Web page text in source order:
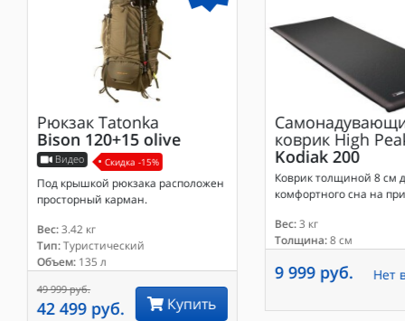
Рюкзак Tatonka
Bison 120+15 olive
Видео Скидка -15%
Под крышкой рюкзака расположен
просторный карман.
Вес:3.42 кг
Тип:Туристический
Объем:135 л
49 999 руб.
42 499 руб. Купить
коврик High
Kodiak 200
Коврик толщиной 8 см
комфортного сна на
Вес:3 кг
Толщина:8 см
9 999 руб. Нет